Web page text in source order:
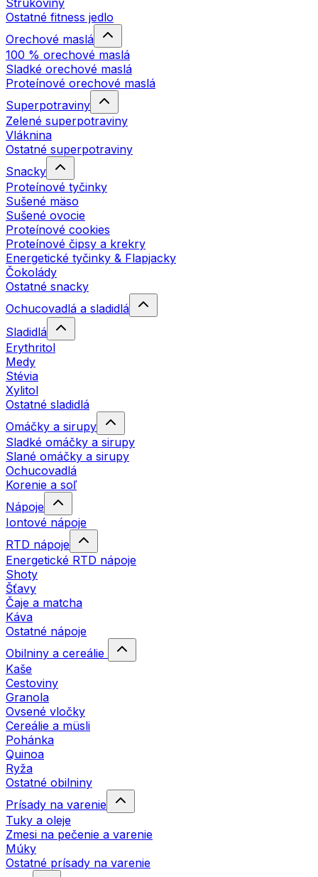
Strukoviny
Ostatné fitness jedlo
Orechové maslá
100 % orechové maslá
Sladké orechové maslá
Proteínové orechové maslá
Superpotraviny
Zelené superpotraviny
Vláknina
Ostatné superpotraviny
Snacky
Proteínové tyčinky
Sušené mäso
Sušené ovocie
Proteínové cookies
Proteínové čipsy a krekry
Energetické tyčinky & Flapjacky
Čokolády
Ostatné snacky
Ochucovadlá a sladidlá
Sladidlá
Erythritol
Medy
Stévia
Xylitol
Ostatné sladidlá
Omáčky a sirupy
Sladké omáčky a sirupy
Slané omáčky a sirupy
Ochucovadlá
Korenie a soľ
Nápoje
Iontové nápoje
RTD nápoje
Energetické RTD nápoje
Shoty
Šťavy
Čaje a matcha
Káva
Ostatné nápoje
Obilniny a cereálie
Kaše
Cestoviny
Granola
Ovsené vločky
Cereálie a müsli
Pohánka
Quinoa
Ryža
Ostatné obilniny
Prísady na varenie
Tuky a oleje
Zmesi na pečenie a varenie
Múky
Ostatné prísady na varenie